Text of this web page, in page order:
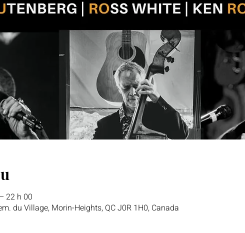
22 h 00
du Village, Morin-Heights, QC J0R 1H0, Canada